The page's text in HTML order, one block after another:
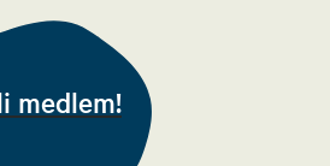
medlem!